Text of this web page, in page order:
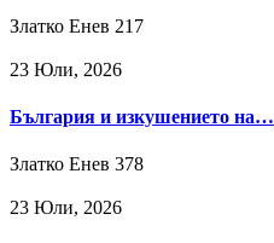
Златко Енев 217
23 Юли, 2026
България и изкушението на…
Златко Енев 378
23 Юли, 2026